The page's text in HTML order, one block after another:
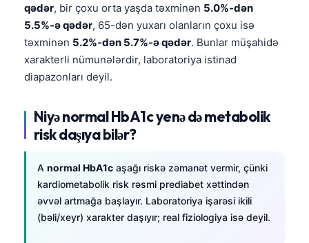
qədər, bir çoxu orta yaşda təxminən 5.0%-dən
5.5%-ə qədər, 65-dən yuxarı olanların çoxu isə
təxminən 5.2%-dən 5.7%-ə qədər. Bunlar müşahidə
xarakterli nümunələrdir, laboratoriya istinad
diapazonları deyil.
Niyə normal HbA1c yenə də metabolik
risk daşıya bilər?
A normal HbA1c aşağı riskə zəmanət vermir, çünki
kardiometabolik risk rəsmi prediabet xəttindən
əvvəl artmağa başlayır. Laboratoriya işarəsi ikili
(bəli/xeyr) xarakter daşıyır; real fiziologiya isə deyil.